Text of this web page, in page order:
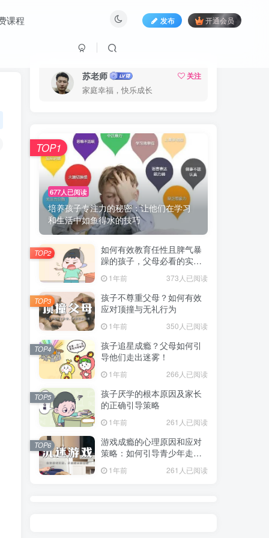
课程 发布 开通会员
苏老师
关注
家庭幸福，快乐成长
677人已阅读
培养孩子专注力的秘密：让他们在学习
和生活中如鱼得水的技巧
TOP1
如何有效教育任性且脾气暴
躁的孩子，父母必看的实用
1年前 373人已阅读
TOP2
孩子不尊重父母？如何有效
应对顶撞与无礼行为
1年前 350人已阅读
TOP3
孩子追星成瘾？父母如何引
导他们走出迷雾！
1年前 266人已阅读
TOP4
孩子厌学的根本原因及家长
的正确引导策略
1年前 261人已阅读
TOP5
游戏成瘾的心理原因和应对
策略：如何引导青少年走出
1年前 261人已阅读
TOP6